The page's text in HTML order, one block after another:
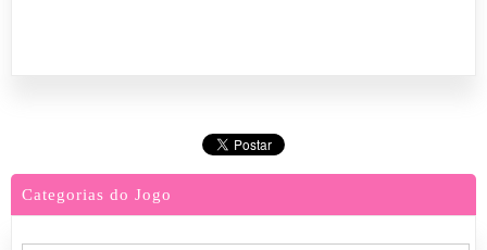
Categorias do Jogo